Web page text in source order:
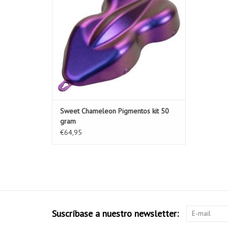
Sweet Chameleon Pigmentos kit 50
gram
€64,95
Suscríbase a nuestro newsletter: